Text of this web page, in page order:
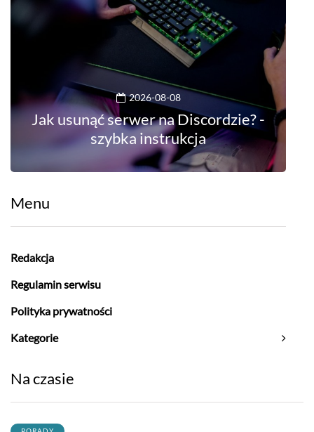
2026-08-08
Jak usunąć serwer na Discordzie? -
szybka instrukcja
Menu
Redakcja
Regulamin serwisu
Polityka prywatności
Kategorie
Na czasie